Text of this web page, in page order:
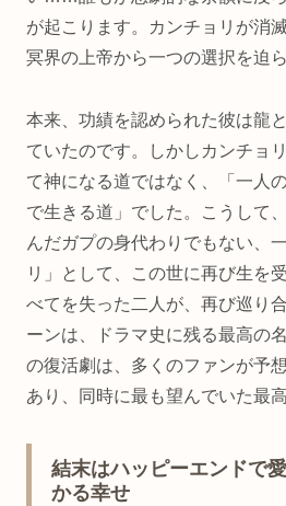
が起こります。カンチョリが消
冥界の上帝から一つの選択を迫ら
本来、功績を認められた彼は龍
ていたのです。しかしカンチョ
て神になる道ではなく、「一人
で生きる道」でした。こうして
んだガプの身代わりでもない、
リ」として、この世に再び生を
べてを失った二人が、再び巡り
ーンは、ドラマ史に残る最高の
の復活劇は、多くのファンが予
あり、同時に最も望んでいた最
結末はハッピーエンドで
かる幸せ